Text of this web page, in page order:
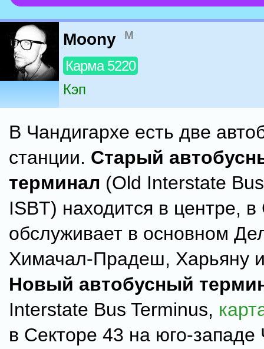
Moony м
Карма 5220
Кэп
В Чандигархе есть две
станции. Старый
терминал (Old Interstate
ISBT) находится в центре,
обслуживает в основном
Химачал-Прадеш, Харьяну
Новый автобусный
Interstate Bus Terminus,
в Секторе 43 на юго-западе